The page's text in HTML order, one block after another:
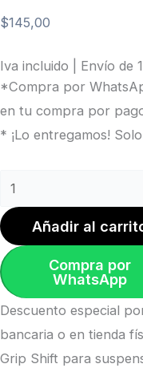
$145,00
Iva incluido | Envío de
*Compra por
en tu compra por
* ¡Lo entregamos!
Añadir al
Compra por
WhatsApp
Descuento especial
bancaria o en tienda
Grip Shift para